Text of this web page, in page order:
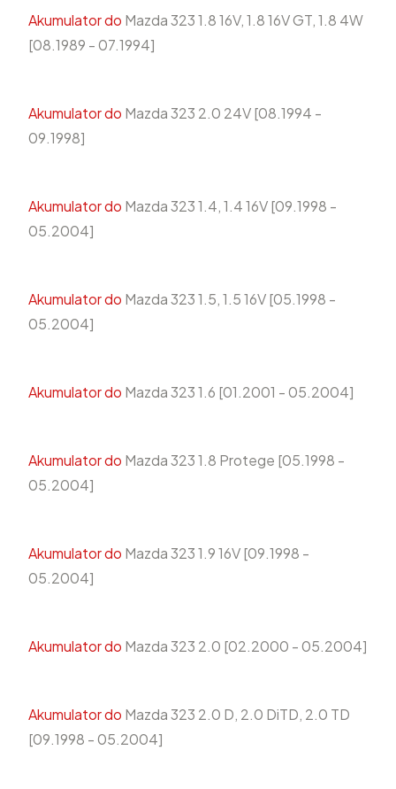
Akumulator do Mazda 323 1.8 16V, 1.8 16V GT, 1.8 4W
[08.1989 - 07.1994]
Akumulator do Mazda 323 2.0 24V [08.1994 -
09.1998]
Akumulator do Mazda 323 1.4, 1.4 16V [09.1998 -
05.2004]
Akumulator do Mazda 323 1.5, 1.5 16V [05.1998 -
05.2004]
Akumulator do Mazda 323 1.6 [01.2001 - 05.2004]
Akumulator do Mazda 323 1.8 Protege [05.1998 -
05.2004]
Akumulator do Mazda 323 1.9 16V [09.1998 -
05.2004]
Akumulator do Mazda 323 2.0 [02.2000 - 05.2004]
Akumulator do Mazda 323 2.0 D, 2.0 DiTD, 2.0 TD
[09.1998 - 05.2004]